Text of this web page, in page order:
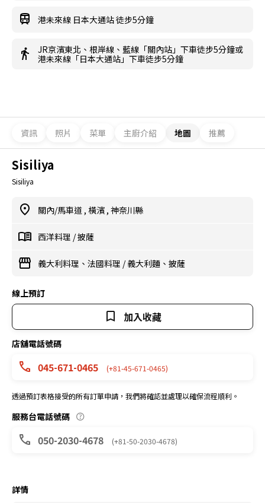
港未來線 日本大通站 徒步5分鐘
JR京濱東北、根岸線、藍線「關內站」下車徒步5分鐘或
港未來線「日本大通站」下車徒步5分鐘
資訊 照片 菜單 主廚介紹 地圖 推薦
Sisiliya
Sisiliya
關內/馬車道 , 橫濱 , 神奈川縣
西洋料理 /披薩
義大利料理、法國料理 /義大利麵、披薩
線上預訂
加入收藏
店舖電話號碼
045-671-0465 (+81-45-671-0465)
透過預訂表格接受的所有訂單申請，我們將確認並處理以確保流程順利。
服務台電話號碼
050-2030-4678 (+81-50-2030-4678)
詳情